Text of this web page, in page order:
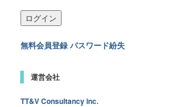
無料会員登録 パスワード紛失
運営会社
TT&V Consultancy inc.